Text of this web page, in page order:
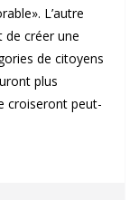
L’autre
de créer une
de citoyens
plus
croiseront peut-